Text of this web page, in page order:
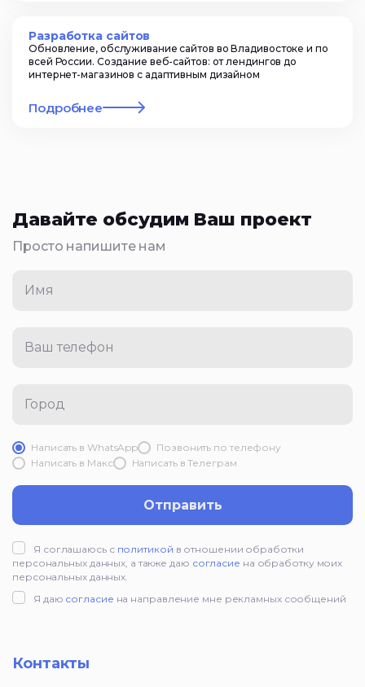
Разработка сайтов
Обновление, обслуживание сайтов во Владивостоке и по
всей России. Создание веб-сайтов: от лендингов до
интернет-магазинов с адаптивным дизайном
Подробнее
Давайте обсудим Ваш проект
Просто напишите нам
Имя
Ваш телефон
Город
Написать в WhatsApp
Позвонить по телефону
Написать в Mакс
Написать в Телеграм
Отправить
Я соглашаюсь с политикой в отношении обработки
персональных данных, а также даю согласие на обработку моих
персональных данных.
Я даю согласие на направление мне рекламных сообщений
Контакты